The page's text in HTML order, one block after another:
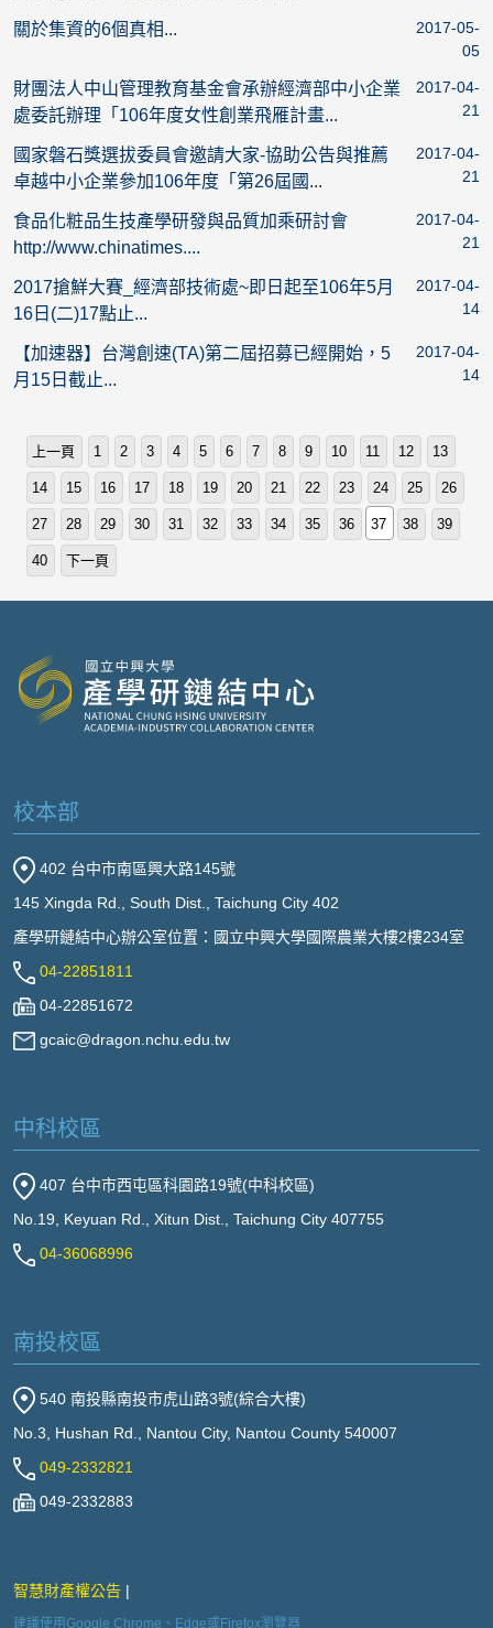
關於集資的6個真相...
2017-05-
05
財團法人中山管理教育基金會承辦經濟部中小企業
處委託辦理「106年度女性創業飛雁計畫...
2017-04-
21
國家磐石獎選拔委員會邀請大家-協助公告與推薦
卓越中小企業參加106年度「第26屆國...
2017-04-
21
食品化粧品生技產學研發與品質加乘研討會
http://www.chinatimes....
2017-04-
21
2017搶鮮大賽_經濟部技術處~即日起至106年5月
16日(二)17點止...
2017-04-
14
【加速器】台灣創速(TA)第二屆招募已經開始，5
月15日截止...
2017-04-
14
上一頁 1 2 3 4 5 6 7 8 9 10 11 12 13
14 15 16 17 18 19 20 21 22 23 24 25 26
27 28 29 30 31 32 33 34 35 36 37 38 39
40 下一頁
校本部
402 台中市南區興大路145號
145 Xingda Rd., South Dist., Taichung City 402
產學研鏈結中心辦公室位置：國立中興大學國際農業大樓2樓234室
04-22851811
04-22851672
gcaic@dragon.nchu.edu.tw
中科校區
407 台中市西屯區科園路19號(中科校區)
No.19, Keyuan Rd., Xitun Dist., Taichung City 407755
04-36068996
南投校區
540 南投縣南投市虎山路3號(綜合大樓)
No.3, Hushan Rd., Nantou City, Nantou County 540007
049-2332821
049-2332883
智慧財產權公告
建議使用Google Chrome、Edge或Firefox瀏覽器